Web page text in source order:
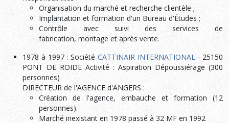
Organisation du marché et recherche clientèle ;
Implantation et formation d'un Bureau d'Études ;
Contrôle avec suivi des services de
fabrication, montage et après vente.
1978 à 1997 : Société CATTINAIR INTERNATIONAL- 25150
PONT DE ROIDE Activité : Aspiration Dépoussiérage (300
personnes)
DIRECTEUR de l'AGENCE d'ANGERS :
Création de l'agence, embauche et formation (12
personnes).
Marché inexistant en 1978 passé à 32 MF en 1992